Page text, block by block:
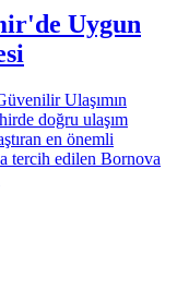
Uygun
Ulaşımın
doğru ulaşım
en önemli
tercih edilen Bornova